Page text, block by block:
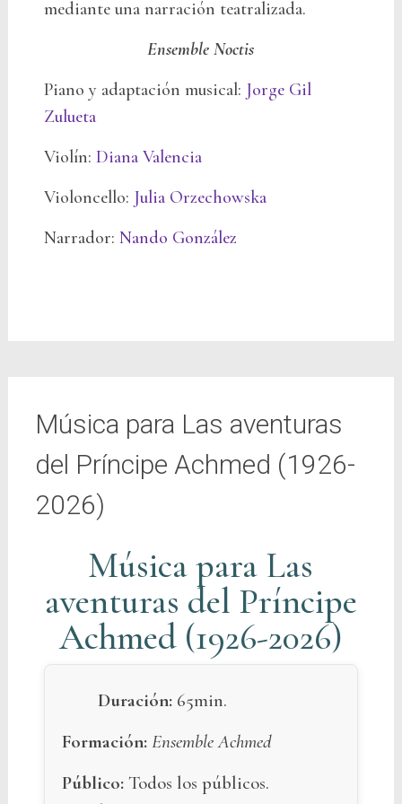
mediante una narración teatralizada.
Ensemble Noctis
Piano y adaptación musical: Jorge Gil
Zulueta
Violín: Diana Valencia
Violoncello: Julia Orzechowska
Narrador: Nando González
Música para Las aventuras
del Príncipe Achmed (1926-
2026)
Música para Las
aventuras del Príncipe
Achmed (1926-2026)
Duración:65min.
Formación: Ensemble Achmed
Público:Todos los públicos.